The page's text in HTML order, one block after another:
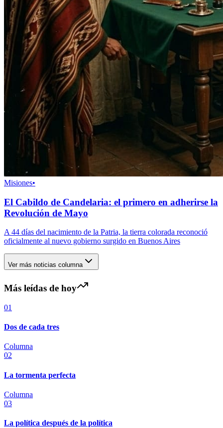
Misiones•
El Cabildo de Candelaria: el primero en adherirse la
Revolución de Mayo
A 44 días del nacimiento de la Patria, la tierra colorada reconoció
oficialmente al nuevo gobierno surgido en Buenos Aires
Ver más noticias columna
Más leídas de hoy
01
Dos de cada tres
Columna
02
La tormenta perfecta
Columna
03
La política después de la política